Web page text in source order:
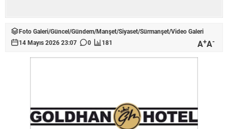
Foto Galeri/Güncel/Gündem/Manşet/Siyaset/Sürmanşet/Video Galeri
14 Mayıs 2026 23:07
0 181 A+A-